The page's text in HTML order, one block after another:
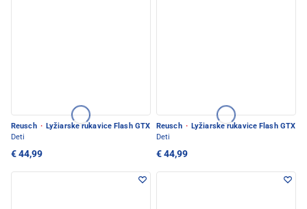
Reusch · Lyžiarske rukavice Flash GTX
Deti
€ 44,99
Reusch · Lyžiarske rukavice Flash GTX
Deti
€ 44,99